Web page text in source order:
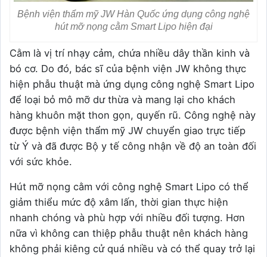
Bệnh viện thẩm mỹ JW Hàn Quốc ứng dụng công nghệ
hút mỡ nọng cằm Smart Lipo hiện đại
Cằm là vị trí nhạy cảm, chứa nhiều dây thần kinh và
bó cơ. Do đó, bác sĩ của bệnh viện JW không thực
hiện phẫu thuật mà ứng dụng công nghệ Smart Lipo
để loại bỏ mô mỡ dư thừa và mang lại cho khách
hàng khuôn mặt thon gọn, quyến rũ. Công nghệ này
được bệnh viện thẩm mỹ JW chuyển giao trực tiếp
từ Ý và đã được Bộ y tế công nhận về độ an toàn đối
với sức khỏe.
Hút mỡ nọng cằm với công nghệ Smart Lipo có thể
giảm thiểu mức độ xâm lấn, thời gian thực hiện
nhanh chóng và phù hợp với nhiều đối tượng. Hơn
nữa vì không can thiệp phẫu thuật nên khách hàng
không phải kiêng cử quá nhiều và có thể quay trở lại